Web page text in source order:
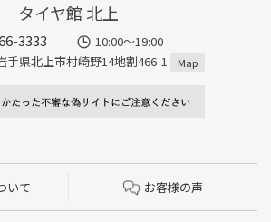
タイヤ館 北上
3333
10:00～19:00
県北上市村崎野14地割466-1
Map
いて お客様の声